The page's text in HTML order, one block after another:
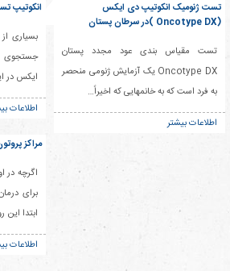
تست ژنومیک انکوتیپ دی ایکس
(Oncotype DX )در سرطان پستان
تست مقیاس بندی عود مجدد پستان
Oncotype DX یک آزمایش ژنومی منحصر
به فرد است که به خانمهایی که اخیراً…
اطلاعات بیشتر
انکوتیپ
بسیاری
جستجوی
ایکس در
اطلاعات
مراکز
اگرچه در
برای
ابتدا
اطلاعات